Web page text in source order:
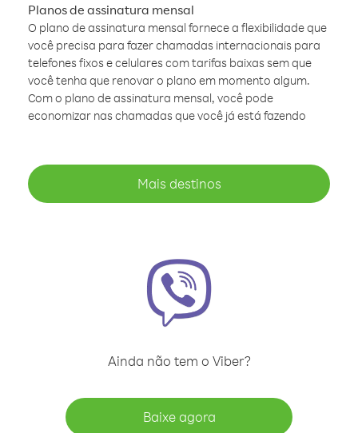
Planos de assinatura mensal
O plano de assinatura mensal fornece a flexibilidade que
você precisa para fazer chamadas internacionais para
telefones fixos e celulares com tarifas baixas sem que
você tenha que renovar o plano em momento algum.
Com o plano de assinatura mensal, você pode
economizar nas chamadas que você já está fazendo
Mais destinos
Ainda não tem o Viber?
Baixe agora